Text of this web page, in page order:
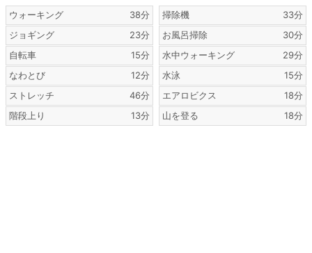
ウォーキング
38分
ジョギング
23分
自転車
15分
なわとび
12分
ストレッチ
46分
階段上り
13分
掃除機
33分
お風呂掃除
30分
水中ウォーキング
29分
水泳
15分
エアロビクス
18分
山を登る
18分